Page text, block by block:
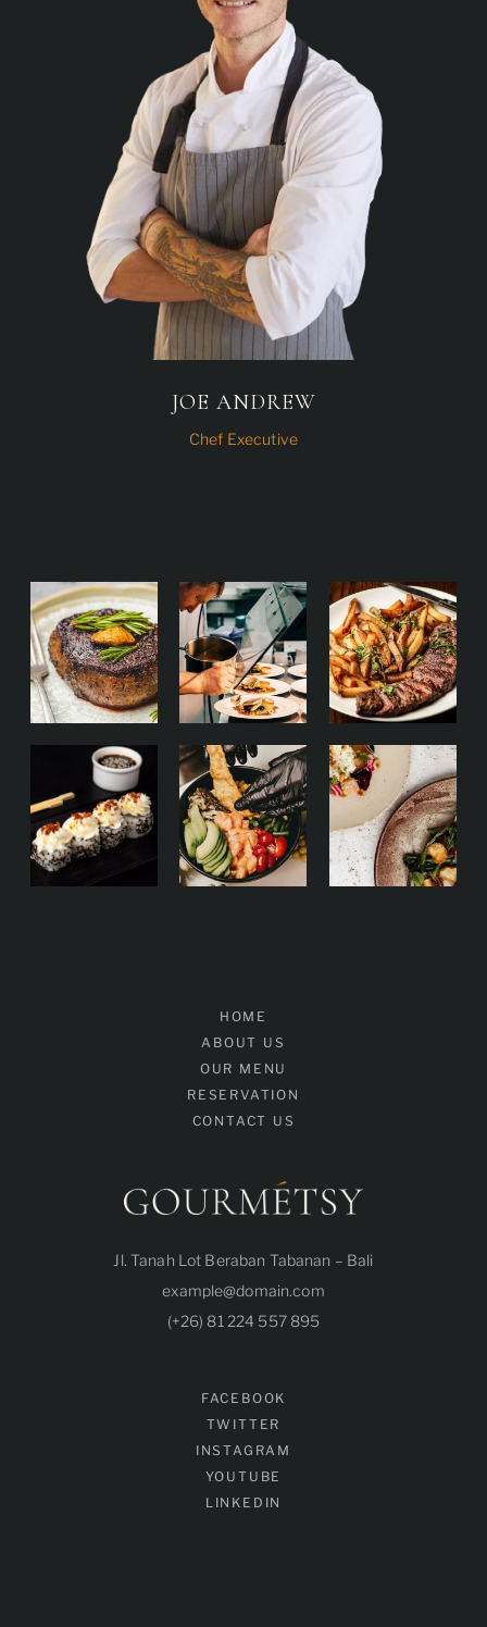
JOE ANDREW
Chef Executive
HOME
ABOUT US
OUR MENU
RESERVATION
CONTACT US
Jl. Tanah Lot Beraban Tabanan – Bali
example@domain.com
(+26) 81 224 557 895
FACEBOOK
TWITTER
INSTAGRAM
YOUTUBE
LINKEDIN